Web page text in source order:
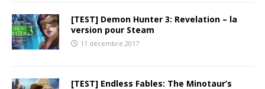
[TEST] Demon Hunter 3: Revelation – la
version pour Steam
11 décembre 2017
[TEST] Endless Fables: The Minotaur’s